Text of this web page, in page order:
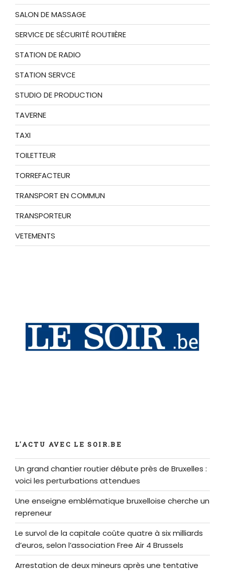
SALON DE MASSAGE
SERVICE DE SÉCURITÉ ROUTIIÈRE
STATION DE RADIO
STATION SERVCE
STUDIO DE PRODUCTION
TAVERNE
TAXI
TOILETTEUR
TORREFACTEUR
TRANSPORT EN COMMUN
TRANSPORTEUR
VETEMENTS
L'ACTU AVEC LE SOIR.BE
Un grand chantier routier débute près de Bruxelles :
voici les perturbations attendues
Une enseigne emblématique bruxelloise cherche un
repreneur
Le survol de la capitale coûte quatre à six milliards
d’euros, selon l’association Free Air 4 Brussels
Arrestation de deux mineurs après une tentative